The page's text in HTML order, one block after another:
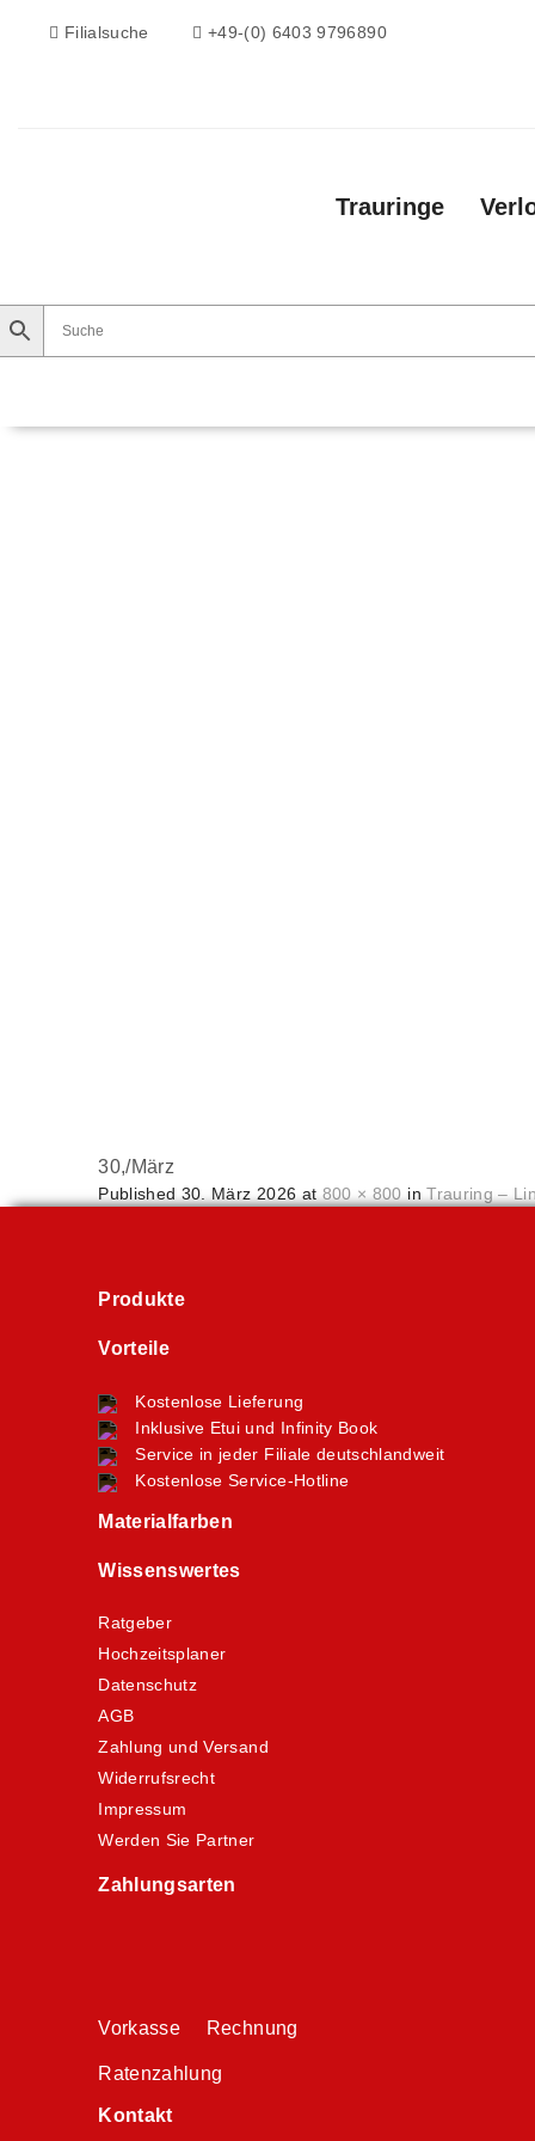
Filialsuche +49-(0) 6403 9796890
Trauringe
30,/März
Published 30. März 2026 at 800 × 800 inTrauring –
Produkte
Vorteile
Kostenlose Lieferung
Inklusive Etui und Infinity Book
Service in jeder Filiale deutschlandweit
Kostenlose Service-Hotline
Materialfarben
Wissenswertes
Ratgeber
Hochzeitsplaner
Datenschutz
AGB
Zahlung und Versand
Widerrufsrecht
Impressum
Werden Sie Partner
Zahlungsarten
Vorkasse Rechnung
Ratenzahlung
Kontakt